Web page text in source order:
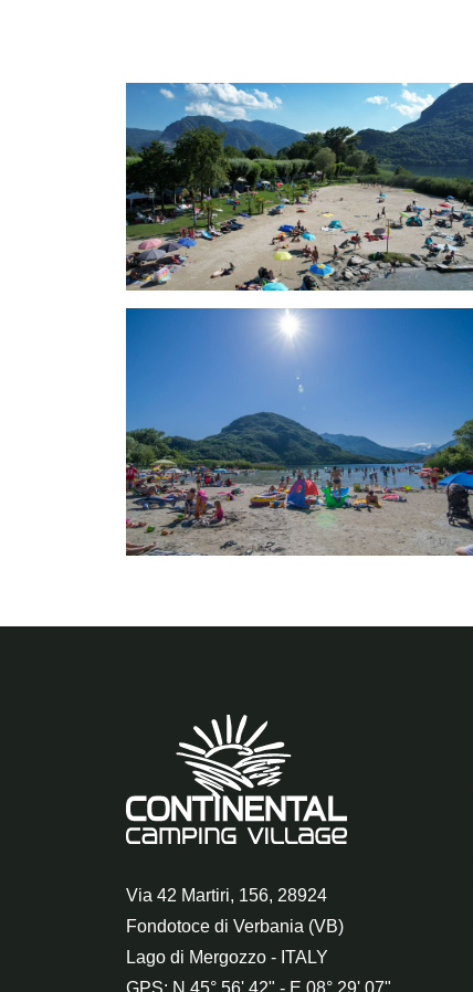
Via 42 Martiri, 156, 28924
Fondotoce di Verbania (VB)
Lago di Mergozzo - ITALY